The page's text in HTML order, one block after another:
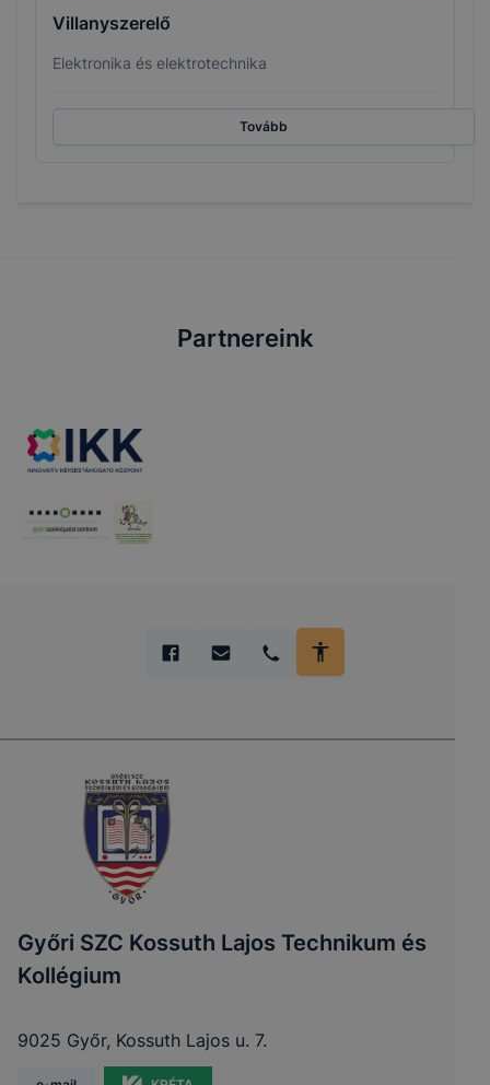
Villanyszerelő
Elektronika és elektrotechnika
Tovább
Partnereink
Győri SZC Kossuth Lajos Technikum és
Kollégium
9025 Győr, Kossuth Lajos u. 7.